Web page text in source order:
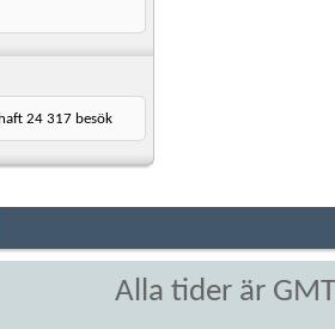
24 317 besök
Alla tider är